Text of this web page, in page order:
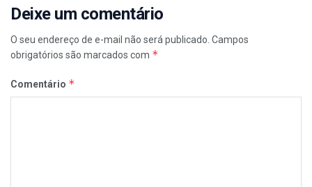
Deixe um comentário
O seu endereço de e-mail não será publicado. Campos
obrigatórios são marcados com *
Comentário *